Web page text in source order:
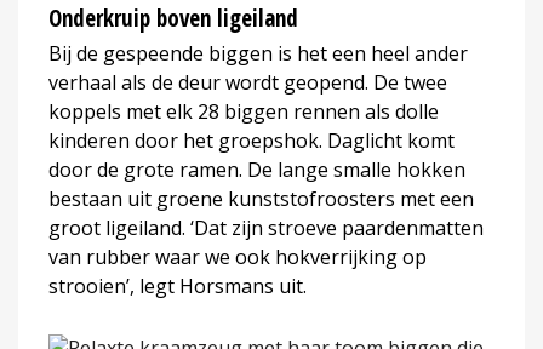
Onderkruip boven ligeiland
Bij de gespeende biggen is het een heel ander
verhaal als de deur wordt geopend. De twee
koppels met elk 28 biggen rennen als dolle
kinderen door het groepshok. Daglicht komt
door de grote ramen. De lange smalle hokken
bestaan uit groene kunststofroosters met een
groot ligeiland. ‘Dat zijn stroeve paardenmatten
van rubber waar we ook hokverrijking op
strooien’, legt Horsmans uit.